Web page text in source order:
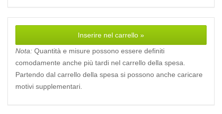
Inserire nel carrello »
Nota: Quantità e misure possono essere definiti
comodamente anche più tardi nel carrello della spesa.
Partendo dal carrello della spesa si possono anche caricare
motivi supplementari.